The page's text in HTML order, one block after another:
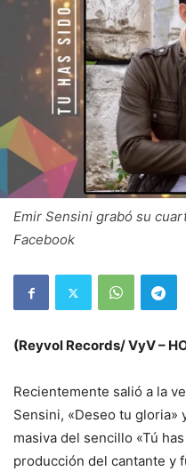
Emir Sensini grabó su
Facebook
(Reyvol Records/ VyV –
Recientemente salió a la
Sensini, «Deseo tu gloria»
masiva del sencillo «Tú
producción del cantante y